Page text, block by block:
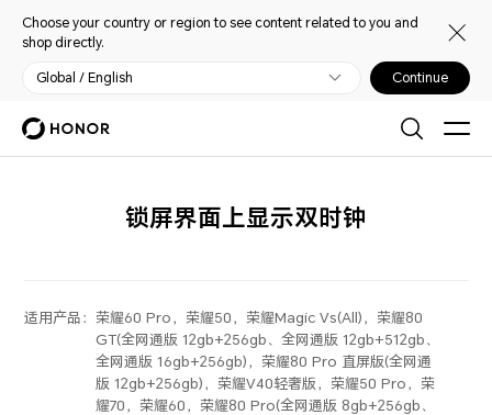
Choose your country or region to see content related to you and
shop directly.
Global / English Continue
锁屏界面上显示双时钟
适用产品： 荣耀60 Pro，荣耀50，荣耀Magic Vs(All)，荣耀80
GT(全网通版 12gb+256gb、全网通版 12gb+512gb、
全网通版 16gb+256gb)，荣耀80 Pro 直屏版(全网通
版 12gb+256gb)，荣耀V40轻奢版，荣耀50 Pro，荣
耀70，荣耀60，荣耀80 Pro(全网通版 8gb+256gb、